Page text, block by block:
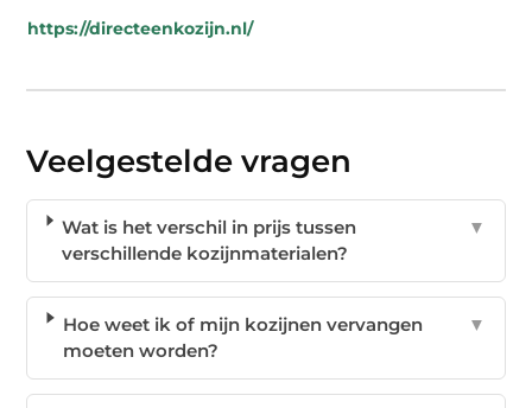
https://directeenkozijn.nl/
Veelgestelde vragen
Wat is het verschil in prijs tussen
verschillende kozijnmaterialen?
▼
Hoe weet ik of mijn kozijnen vervangen
moeten worden?
▼